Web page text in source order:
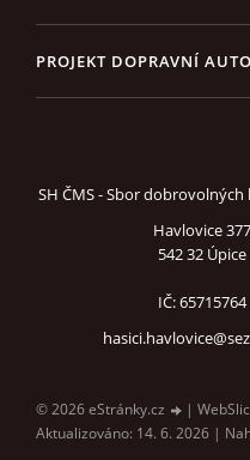
PROJEKT DOPRAVNÍ
SH ČMS - Sbor dobrovolných
Havlovice 377
542 32 Úpice
IČ: 65715764
© 2026 eStránky.cz |
Aktualizováno: 14. 6. 2026 |